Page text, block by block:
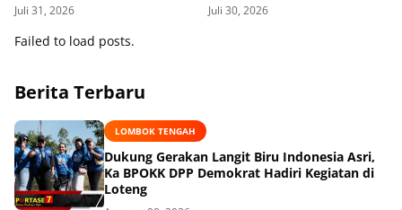
Provinsi 2026
Juli 31, 2026 Juli 30, 2026
Failed to load posts.
Berita Terbaru
LOMBOK TENGAH
Dukung Gerakan Langit Biru Indonesia Asri,
Ka BPOKK DPP Demokrat Hadiri Kegiatan di
Loteng